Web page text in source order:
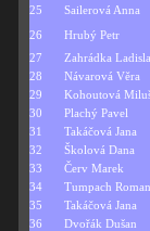
25
Sailerová Anna
26
Hrubý Petr
27
Zahrádka
28
Návarová Věra
29
Kohoutová
30
Plachý Pavel
31
Takáčová Jana
32
Školová Dana
33
Červ Marek
34
Tumpach Roman
35
Takáčová Jana
36
Dvořák Dušan